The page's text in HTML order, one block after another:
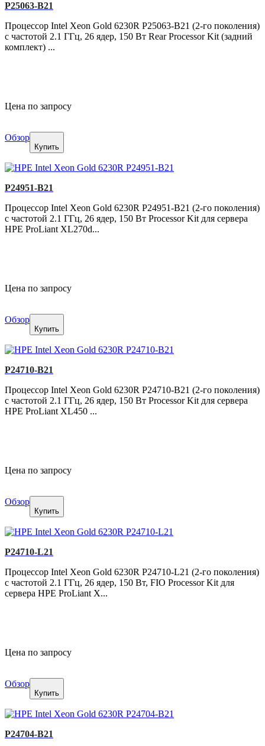
P25063-B21
Процессор Intel Xeon Gold 6230R P25063-B21 (2-го поколения)
с частотой 2.1 ГГц, 26 ядер, 150 Вт Rear Processor Kit (задний
комплект) ...
Цена по запросу
Обзор
Купить
P24951-B21
Процессор Intel Xeon Gold 6230R P24951-B21 (2-го поколения)
с частотой 2.1 ГГц, 26 ядер, 150 Вт Processor Kit для сервера
HPE ProLiant XL270d...
Цена по запросу
Обзор
Купить
P24710-B21
Процессор Intel Xeon Gold 6230R P24710-B21 (2-го поколения)
с частотой 2.1 ГГц, 26 ядер, 150 Вт Processor Kit для сервера
HPE ProLiant XL450 ...
Цена по запросу
Обзор
Купить
P24710-L21
Процессор Intel Xeon Gold 6230R P24710-L21 (2-го поколения)
с частотой 2.1 ГГц, 26 ядер, 150 Вт, FIO Processor Kit для
сервера HPE ProLiant X...
Цена по запросу
Обзор
Купить
P24704-B21